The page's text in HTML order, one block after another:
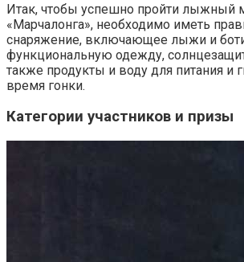
Итак, чтобы успешно пройти лыжный
«Марчалонга», необходимо иметь
снаряжение, включающее лыжи и
функциональную одежду,
также продукты и воду для питания и
время гонки.
Категории участников и призы